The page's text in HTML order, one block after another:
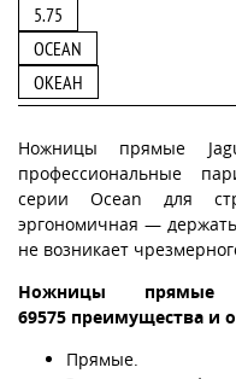
5.75
OCEAN
ОКЕАН
Ножницы прямые
профессиональные
серии Ocean для
эргономичная —
не возникает
Ножницы
69575 преимущества и
Прямые.